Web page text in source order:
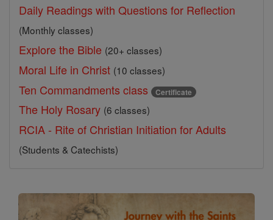
Daily Readings with Questions for Reflection
(Monthly classes)
Explore the Bible (20+ classes)
Moral Life in Christ (10 classes)
Ten Commandments class Certificate
The Holy Rosary (6 classes)
RCIA - Rite of Christian Initiation for Adults
(Students & Catechists)